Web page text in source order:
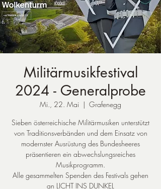
Militärmusikfestival
2024 - Generalprobe
Mi., 22. Mai
  |
Grafenegg
Sieben österreichische Militärmusiken unterstützt
von Traditionsverbänden und dem Einsatz von
modernster Ausrüstung des Bundesheeres
präsentieren ein abwechslungsreiches
Musikprogramm.
Alle gesammelten Spenden des Festivals gehen
an LICHT INS DUNKEL